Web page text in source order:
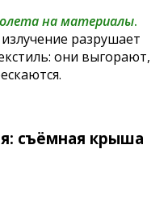
на материалы.
разрушает
они выгорают,
съёмная крыша